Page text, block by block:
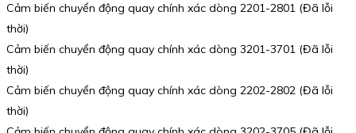
Cảm biến chuyển động quay chính xác dòng 2201-2801 (Đã lỗi
thời)
Cảm biến chuyển động quay chính xác dòng 3201-3701 (Đã lỗi
thời)
Cảm biến chuyển động quay chính xác dòng 2202-2802 (Đã lỗi
thời)